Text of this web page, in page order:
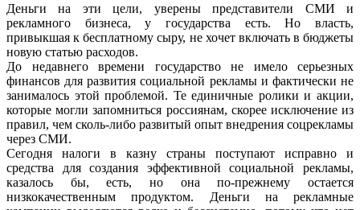
Деньги на эти цели, уверены представители СМИ и
рекламного бизнеса, у государства есть. Но власть,
привыкшая к бесплатному сыру, не хочет включать в бюджеты
новую статью расходов.
До недавнего времени государство не имело серьезных
финансов для развития социальной рекламы и фактически не
занималось этой проблемой. Те единичные ролики и акции,
которые могли запомниться россиянам, скорее исключение из
правил, чем сколь-либо развитый опыт внедрения соцрекламы
через СМИ.
Сегодня налоги в казну страны поступают исправно и
средства для создания эффективной социальной рекламы,
казалось бы, есть, но она по-прежнему остается
низкокачественным продуктом. Деньги на рекламные